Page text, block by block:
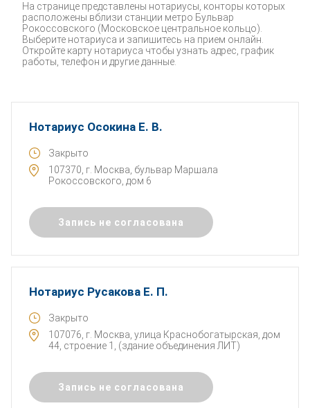
На странице представлены нотариусы, конторы которых
расположены вблизи станции метро Бульвар
Рокоссовского (Московское центральное кольцо).
Выберите нотариуса и запишитесь на прием онлайн.
Откройте карту нотариуса чтобы узнать адрес, график
работы, телефон и другие данные.
Нотариус Осокина Е. В.
Закрыто
107370, г. Москва, бульвар Маршала
Рокоссовского, дом 6
Запись не согласована
Нотариус Русакова Е. П.
Закрыто
107076, г. Москва, улица Краснобогатырская, дом
44, строение 1, (здание объединения ЛИТ)
Запись не согласована